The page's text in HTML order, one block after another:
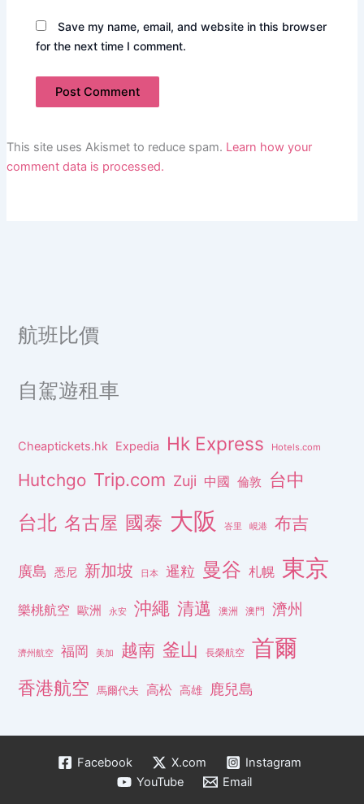
Save my name, email, and website in this browser
for the next time I comment.
This site uses Akismet to reduce spam. Learn how your
comment data is processed.
航班比價
自駕遊租車
Cheaptickets.hk Expedia Hk Express Hotels.com
Hutchgo Trip.com Zuji 中國 倫敦 台中
台北 名古屋 國泰 大阪 峇里 峴港 布吉
廣島 悉尼 新加坡 日本 暹粒 曼谷 札幌 東京
樂桃航空 歐洲 永安 沖繩 清邁 澳洲 澳門 濟州
濟州航空 福岡 美加 越南 釜山 長榮航空 首爾
香港航空 馬爾代夫 高松 高雄 鹿兒島
Facebook X.com
Instagram
YouTube
Email